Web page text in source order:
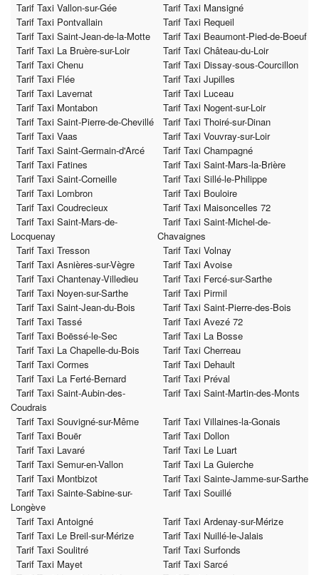
Tarif Taxi Vallon-sur-Gée
Tarif Taxi Mansigné
Tarif Taxi Pontvallain
Tarif Taxi Requeil
Tarif Taxi Saint-Jean-de-la-Motte
Tarif Taxi Beaumont-Pied-de-Boeuf
Tarif Taxi La Bruère-sur-Loir
Tarif Taxi Château-du-Loir
Tarif Taxi Chenu
Tarif Taxi Dissay-sous-Courcillon
Tarif Taxi Flée
Tarif Taxi Jupilles
Tarif Taxi Lavernat
Tarif Taxi Luceau
Tarif Taxi Montabon
Tarif Taxi Nogent-sur-Loir
Tarif Taxi Saint-Pierre-de-Chevillé
Tarif Taxi Thoiré-sur-Dinan
Tarif Taxi Vaas
Tarif Taxi Vouvray-sur-Loir
Tarif Taxi Saint-Germain-d'Arcé
Tarif Taxi Champagné
Tarif Taxi Fatines
Tarif Taxi Saint-Mars-la-Brière
Tarif Taxi Saint-Corneille
Tarif Taxi Sillé-le-Philippe
Tarif Taxi Lombron
Tarif Taxi Bouloire
Tarif Taxi Coudrecieux
Tarif Taxi Maisoncelles 72
Tarif Taxi Saint-Mars-de-
Locquenay
Tarif Taxi Saint-Michel-de-
Chavaignes
Tarif Taxi Tresson
Tarif Taxi Volnay
Tarif Taxi Asnières-sur-Vègre
Tarif Taxi Avoise
Tarif Taxi Chantenay-Villedieu
Tarif Taxi Fercé-sur-Sarthe
Tarif Taxi Noyen-sur-Sarthe
Tarif Taxi Pirmil
Tarif Taxi Saint-Jean-du-Bois
Tarif Taxi Saint-Pierre-des-Bois
Tarif Taxi Tassé
Tarif Taxi Avezé 72
Tarif Taxi Boëssé-le-Sec
Tarif Taxi La Bosse
Tarif Taxi La Chapelle-du-Bois
Tarif Taxi Cherreau
Tarif Taxi Cormes
Tarif Taxi Dehault
Tarif Taxi La Ferté-Bernard
Tarif Taxi Préval
Tarif Taxi Saint-Aubin-des-
Coudrais
Tarif Taxi Saint-Martin-des-Monts
Tarif Taxi Souvigné-sur-Même
Tarif Taxi Villaines-la-Gonais
Tarif Taxi Bouër
Tarif Taxi Dollon
Tarif Taxi Lavaré
Tarif Taxi Le Luart
Tarif Taxi Semur-en-Vallon
Tarif Taxi La Guierche
Tarif Taxi Montbizot
Tarif Taxi Sainte-Jamme-sur-Sarthe
Tarif Taxi Sainte-Sabine-sur-
Longève
Tarif Taxi Souillé
Tarif Taxi Antoigné
Tarif Taxi Ardenay-sur-Mérize
Tarif Taxi Le Breil-sur-Mérize
Tarif Taxi Nuillé-le-Jalais
Tarif Taxi Soulitré
Tarif Taxi Surfonds
Tarif Taxi Mayet
Tarif Taxi Sarcé